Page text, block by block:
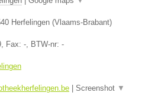
Herfelingen (Vlaams-Brabant)
, Fax: - , BTW-nr: -
Screenshot ▼